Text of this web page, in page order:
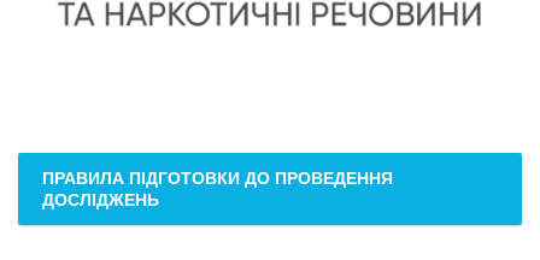
ПРАВИЛА ПІДГОТОВКИ ДО ПРОВЕДЕННЯ
ДОСЛІДЖЕНЬ